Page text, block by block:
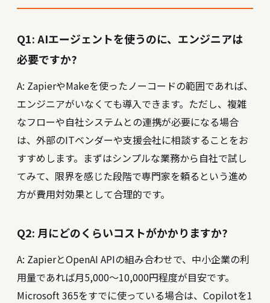
Q1: AIエージェントを使うのに、エンジニアは
必要ですか?
A: ZapierやMakeを使ったノーコードの範囲であれば、
エンジニアがいなくても導入できます。ただし、複雑
なフローや自社システムとの連携が必要になる場合
は、外部のITベンダーや支援会社に相談することをお
すすめします。まずはシンプルな業務から自社で試し
てみて、限界を感じた段階で専門家を頼るという進め
方が費用対効果として合理的です。
Q2: 月にどのくらいコストがかかりますか?
A: ZapierとOpenAI APIの組み合わせで、中小企業の利
用量であれば月5,000〜10,000円程度が目安です。
Microsoft 365をすでに使っている場合は、Copilotを1